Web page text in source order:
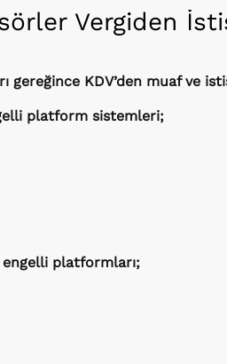
Vergiden
KDV’den muaf ve
platform sistemleri;
platformları;